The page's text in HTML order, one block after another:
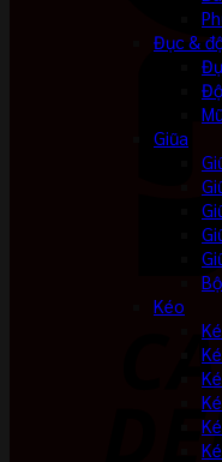
Đục &
Giũa
Kéo